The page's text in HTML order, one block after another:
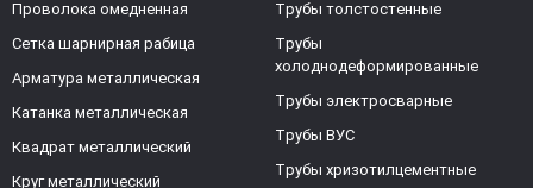
Проволока омедненная
Сетка шарнирная рабица
Арматура металлическая
Катанка металлическая
Квадрат металлический
Круг металлический
Трубы толстостенные
Трубы
холоднодеформированные
Трубы электросварные
Трубы ВУС
Трубы хризотилцементные